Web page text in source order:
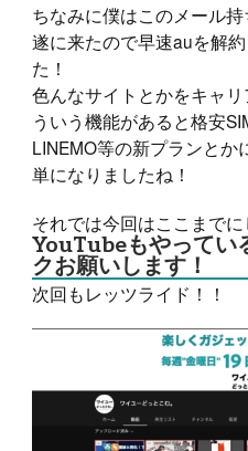
ちなみに僕はこのメール
遂に来たので早速auを解
た！
色んなサイトとかをキャ
ういう機能があると格安
LINEMO等の新プランと
単になりましたね！
それでは今回はここまでに
YouTubeもやってい
クお願いします！
次回もレッツライド！！